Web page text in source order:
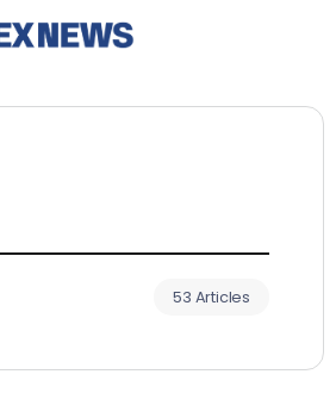
53 Articles